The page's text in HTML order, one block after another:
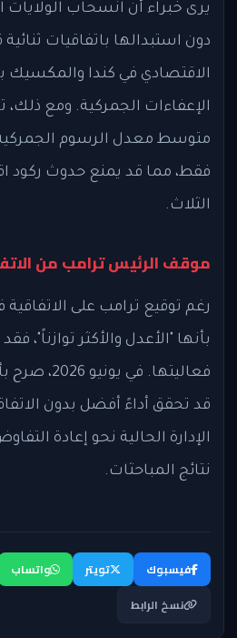
يرى خبراء أن انسحاب الولايات
دون استبدالها باتفاقيات
الاقتصادي في كندا
الإعفاءات الجمركية. ومع ذلك،
فقط، مما قد يمنع حدوث ركود
الثلاث.
موقف الرئيس ترامب من
بأنها "الأعدل والأكثر توازناً"،
فعاليتها. في
قد تحقق أداءً أفضل بدون
الإدارة الحالية نحو إعادة
نتائج المباحثات.
فيسبوك تويتر واتساب
نسخ الرابط